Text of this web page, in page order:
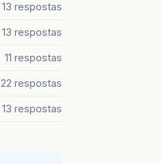
13 respostas
13 respostas
11 respostas
22 respostas
13 respostas